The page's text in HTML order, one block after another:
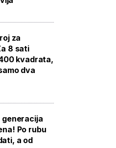
za
8 sati
kvadrata,
dva
Po rubu
a od